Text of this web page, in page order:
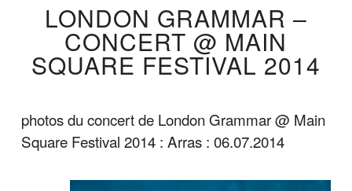
LONDON GRAMMAR –
CONCERT @ MAIN
SQUARE FESTIVAL 2014
photos du concert de London Grammar @ Main
Square Festival 2014 : Arras : 06.07.2014